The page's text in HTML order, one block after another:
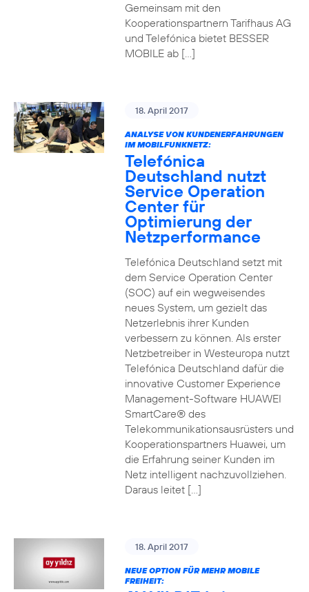
Gemeinsam mit den
Kooperationspartnern Tarifhaus AG
und Telefónica bietet BESSER
MOBILE ab […]
18. April 2017
ANALYSE VON KUNDENERFAHRUNGEN
IM MOBILFUNKNETZ:
Telefónica
Deutschland nutzt
Service Operation
Center für
Optimierung der
Netzperformance
Telefónica Deutschland setzt mit
dem Service Operation Center
(SOC) auf ein wegweisendes
neues System, um gezielt das
Netzerlebnis ihrer Kunden
verbessern zu können. Als erster
Netzbetreiber in Westeuropa nutzt
Telefónica Deutschland dafür die
innovative Customer Experience
Management-Software HUAWEI
SmartCare® des
Telekommunikationsausrüsters und
Kooperationspartners Huawei, um
die Erfahrung seiner Kunden im
Netz intelligent nachzuvollziehen.
Daraus leitet […]
18. April 2017
NEUE OPTION FÜR MEHR MOBILE
FREIHEIT: